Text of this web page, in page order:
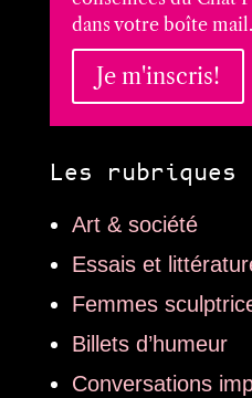
dans votre boîte mail.
Je m'inscris!
Les rubriques
Art & société
Essais et
Femmes
Billets d’humeur
Conversations